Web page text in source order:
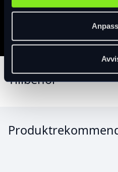
Specifikation
Tillbehör